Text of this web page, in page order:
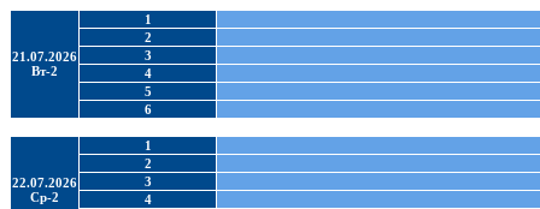
21.07.2026
Вт-2
1
2
3
4
5
6
22.07.2026
Ср-2
1
2
3
4